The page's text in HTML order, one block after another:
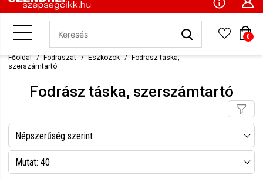
0
Főoldal Fodrászat Eszközök
Fodrász táska,
szerszámtartó
Fodrász táska, szerszámtartó
Népszerűség szerint
Név szerint csökkenő
Mutat: 40